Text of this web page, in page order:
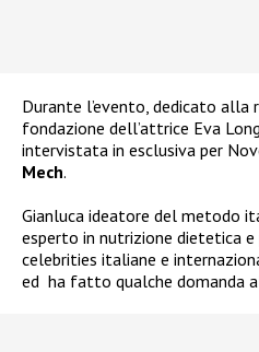
Durante l’evento, dedicato
fondazione dell’attrice Eva
intervistata in esclusiva per
Mech.
Gianluca ideatore del metodo
esperto in nutrizione dietetica
celebrities italiane e
ed ha fatto qualche domanda